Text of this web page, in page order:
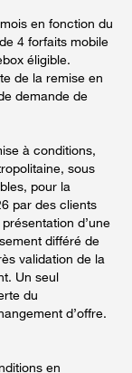
en fonction du
4 forfaits mobile
éligible.
de la remise en
demande de
à conditions,
sous
pour la
par des clients
d’une
différé de
validation de la
Un seul
du
d’offre.
en